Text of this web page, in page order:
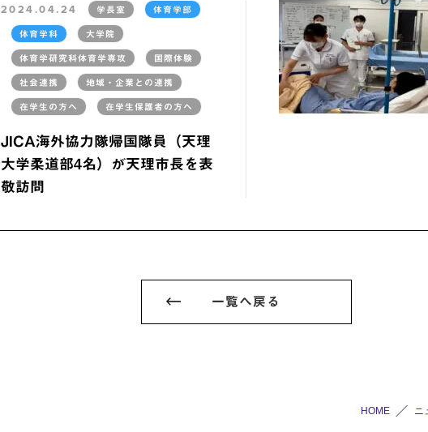
2024.04.24 学長室 体育学部
体育学科 大学院
体育学研究科体育学専攻 国際体験
社会連携 地域・企業との連携
在学生の方へ 在学生保護者の方へ
JICA海外協力隊帰国隊員（天理
大学柔道部4名）が天理市長を表
敬訪問
一覧へ戻る
HOME ニ